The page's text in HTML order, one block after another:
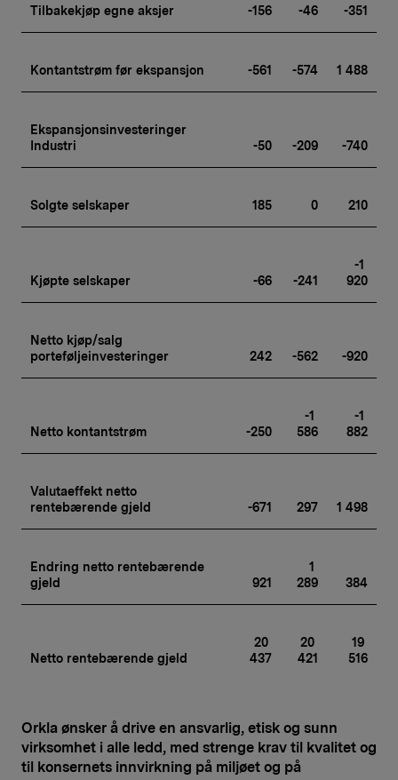
Tilbakekjøp egne aksjer -156 -46 -351
Kontantstrøm før ekspansjon -561 -574 1 488
Ekspansjonsinvesteringer
Industri
-50 -209 -740
Solgte selskaper 185 0 210
Kjøpte selskaper -66 -241
-1
920
Netto kjøp/salg
porteføljeinvesteringer
242 -562 -920
Netto kontantstrøm -250
-1
586
-1
882
Valutaeffekt netto
rentebærende gjeld
-671 297 1 498
Endring netto rentebærende
gjeld
921
1
289
384
Netto rentebærende gjeld
20
437
20
421
19
516
Orkla ønsker å drive en ansvarlig, etisk og sunn
virksomhet i alle ledd, med strenge krav til kvalitet og
til konsernets innvirkning på miljøet og på